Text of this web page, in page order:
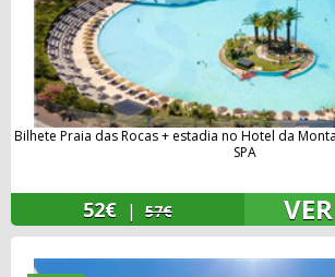
Bilhete Praia das Rocas + estadia no Hotel da
SPA
52€ | 57€